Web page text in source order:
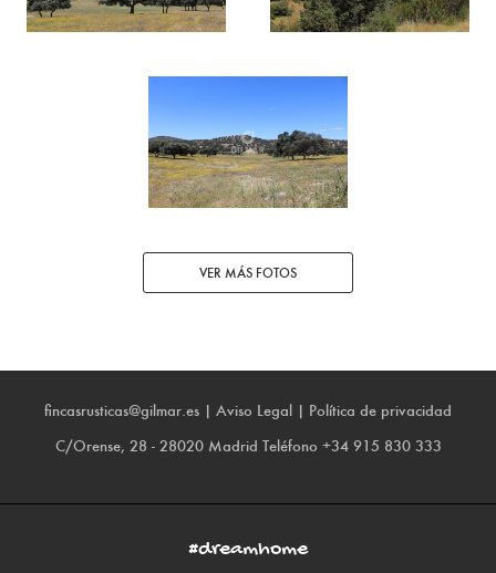
VER MÁS FOTOS
fincasrusticas@gilmar.es | Aviso Legal | Política de privacidad
C/Orense, 28 - 28020 Madrid Teléfono +34 915 830 333
#dreamhome